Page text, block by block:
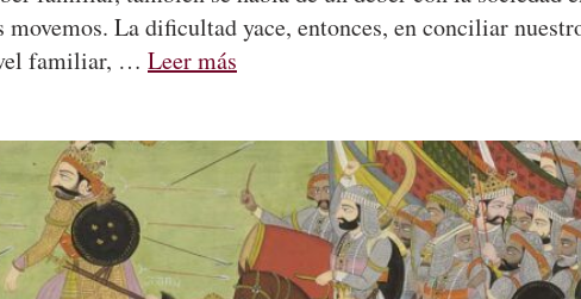
La dificultad yace, entonces, en conciliar
familiar, … Leer más